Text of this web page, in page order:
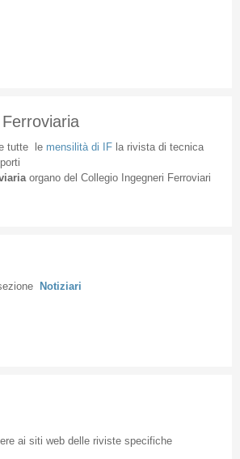
tuttele mensilità di IFla rivista di tecnica
organodel Collegio Ingegneri Ferroviari
Notiziari
ai siti web delle riviste specifiche